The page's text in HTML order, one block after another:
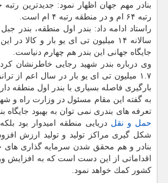
بنادر مهم جهان اظهار نمود: جدیدترین
رتبه ۶۴ ام و در منطقه رتبه ۴ ام است.
راستاد ادامه داد: بندر اول منطقه، بندر
سالانه ۱۴ میلیون تی ای یو بار و كالا
جایگاه جهانی این بندر هم چهارم دنیاست.
وی درباره بندر شهید رجایی خاطرنشان
۱.۷ میلیون تی ای یو بار در سال اعم از
بارگیری فاصله بسیاری با بندر اول منطقه
به گفته این مقام مسئول در وزارت راه و
تعرفه های بندری نمی توان به بهبود جایگاه
حمل و نقل دریایی منطقه امیدوار بود
شكل گیری مراكز تولید و تولید ارزش
بنادر و هم محقق شدن سرمایه گذاری های
اقداماتی از این دست است كه به افزایش
كشور كمك خواهد نمود.